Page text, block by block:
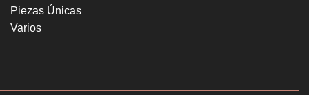
Piezas Únicas
Varios